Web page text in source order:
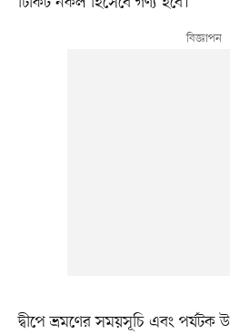
দ্বীপে ভ্রমণের সময়সূচি এবং পর্যটক